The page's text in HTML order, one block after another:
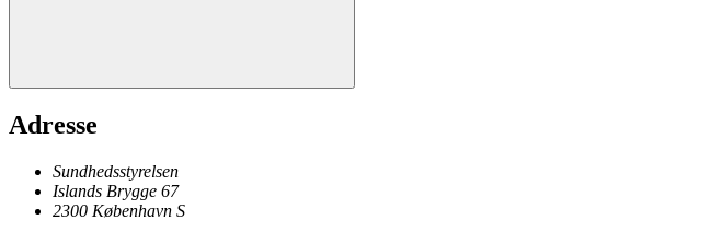
Adresse
Sundhedsstyrelsen
Islands Brygge 67
2300 København S